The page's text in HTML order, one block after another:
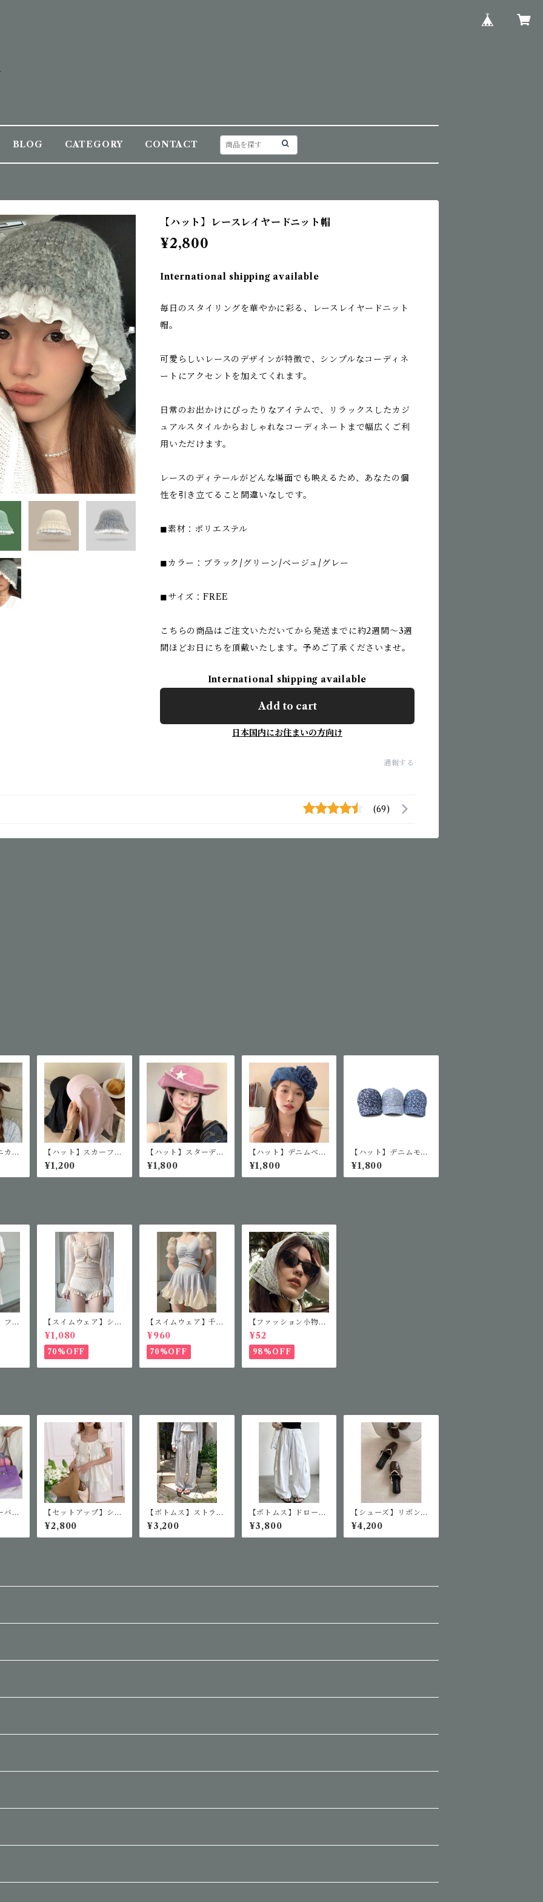
BLOG CATEGORY CONTACT
【ハット】レースレイヤードニット帽
¥2,800
International shipping available
毎日のスタイリングを華やかに彩る、レースレイヤードニット
帽。
可愛らしいレースのデザインが特徴で、シンプルなコーディネ
ートにアクセントを加えてくれます。
日常のお出かけにぴったりなアイテムで、リラックスしたカジ
ュアルスタイルからおしゃれなコーディネートまで幅広くご利
用いただけます。
レースのディテールがどんな場面でも映えるため、あなたの個
性を引き立てること間違いなしです。
◼︎素材：ポリエステル
◼︎カラー：ブラック/グリーン/ベージュ/グレー
◼︎サイズ：FREE
こちらの商品はご注文いただいてから発送までに約2週間〜3週
間ほどお日にちを頂戴いたします。予めご了承くださいませ。
International shipping available
Add to cart
日本国内にお住まいの方向け
通報する
(69)
カル
【ハット】スカーフキ
ャップ
¥1,200
【ハット】スターデニ
ムハット
¥1,800
【ハット】デニムベレ
ー帽
¥1,800
【ハット】デニムモノ
グラムキャップ
¥1,800
フレ
【スイムウェア】シア
ースリーブフリルワン
ピース
¥1,080
70%OFF
【スイムウェア】千鳥
柄セパレート水着
¥960
70%OFF
【ファッション小物】
ファッションサングラ
ス
¥52
98%OFF
バリ
【セットアップ】シャ
ーリングトップス＆シ
ョートパンツセットア
ップ
¥2,800
【ボトムス】ストライ
プドローストリングワ
イドパンツ
¥3,200
【ボトムス】ドロース
トリングカーゴパンツ
¥3,800
【シューズ】リボンレ
ースミュールサンダル
¥4,200